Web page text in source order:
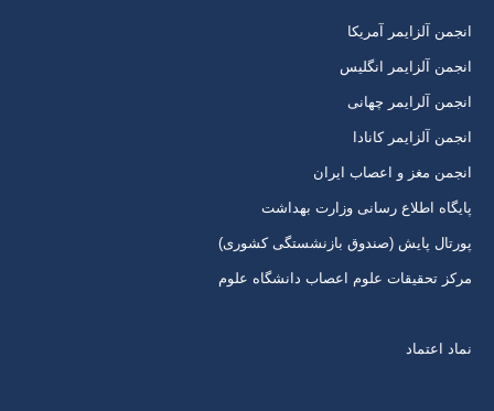
پنجره
جدید
پنجره
جدید
پنجره
جدید
پنجره
جدید
انجمن آلزایمر آمریکا
انجمن آلزایمر انگلیس
انجمن آلرایمر چهانی
انجمن آلزایمر کانادا
انجمن مغز و اعصاب ایران
پایگاه اطلاع رسانی وزارت بهداشت
پورتال پایش (صندوق بازنشستگی کشوری)
مرکز تحقیقات علوم اعصاب دانشگاه علوم
نماد اعتماد